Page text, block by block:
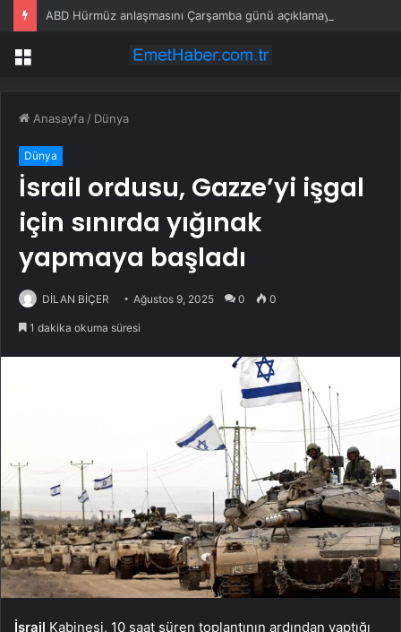
Menü
Anasayfa / Dünya
Dünya
İsrail ordusu, Gazze’yi işgal
için sınırda yığınak
yapmaya başladı
DİLAN BİÇER Ağustos 9, 2025 0 0
1 dakika okuma süresi
İsrail Kabinesi, 10 saat süren toplantının ardından yaptığı